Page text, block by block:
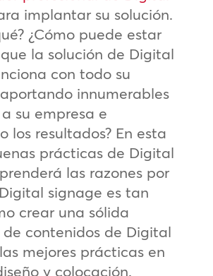
implantar su solución.
¿Cómo puede estar
la solución de Digital
con todo su
innumerables
su empresa e
los resultados? En esta
prácticas de Digital
las razones por
signage es tan
crear una sólida
contenidos de Digital
mejores prácticas en
y colocación.